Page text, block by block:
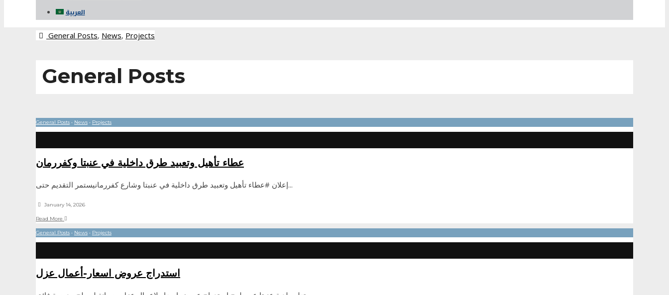
العربية
General Posts, News, Projects
General Posts
General Posts • News • Projects
عطاء تأهيل وتعبيد طرق داخلية في عنبتا وكفررمان
إعلان #عطاء تأهيل وتعبيد طرق داخلية في عنبتا وشارع كفررمانيستمر التقديم حتى...
January 14, 2026
Read More
General Posts • News • Projects
استدراج عروض اسعار-أعمال عزل